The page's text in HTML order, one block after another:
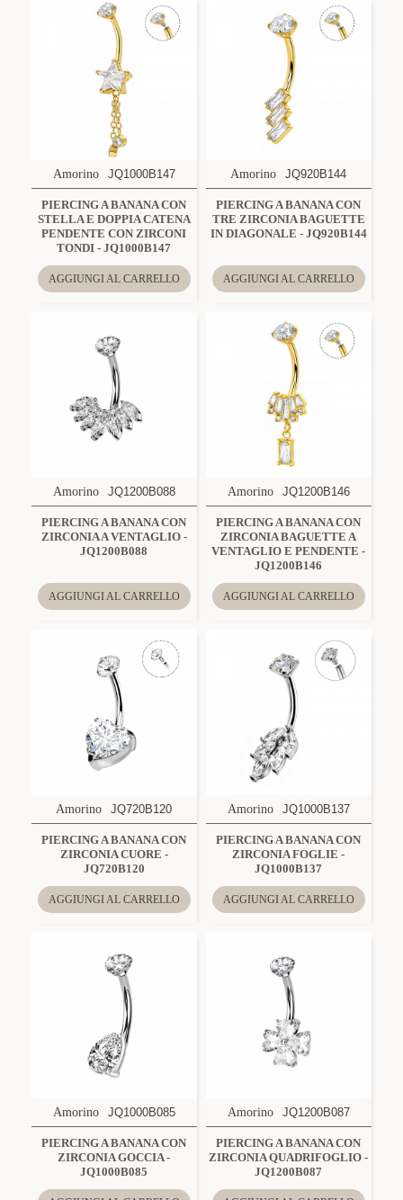
Amorino JQ1000B147
PIERCING A BANANA CON
STELLA E DOPPIA CATENA
PENDENTE CON ZIRCONI
TONDI - JQ1000B147
AGGIUNGI AL CARRELLO
Amorino JQ920B144
PIERCING A BANANA CON
TRE ZIRCONIA BAGUETTE
IN DIAGONALE - JQ920B144
AGGIUNGI AL CARRELLO
Amorino JQ1200B088
PIERCING A BANANA CON
ZIRCONIA A VENTAGLIO -
JQ1200B088
AGGIUNGI AL CARRELLO
Amorino JQ1200B146
PIERCING A BANANA CON
ZIRCONIA BAGUETTE A
VENTAGLIO E PENDENTE -
JQ1200B146
AGGIUNGI AL CARRELLO
Amorino JQ720B120
PIERCING A BANANA CON
ZIRCONIA CUORE -
JQ720B120
AGGIUNGI AL CARRELLO
Amorino JQ1000B137
PIERCING A BANANA CON
ZIRCONIA FOGLIE -
JQ1000B137
AGGIUNGI AL CARRELLO
Amorino JQ1000B085
PIERCING A BANANA CON
ZIRCONIA GOCCIA -
JQ1000B085
Amorino JQ1200B087
PIERCING A BANANA CON
ZIRCONIA QUADRIFOGLIO -
JQ1200B087